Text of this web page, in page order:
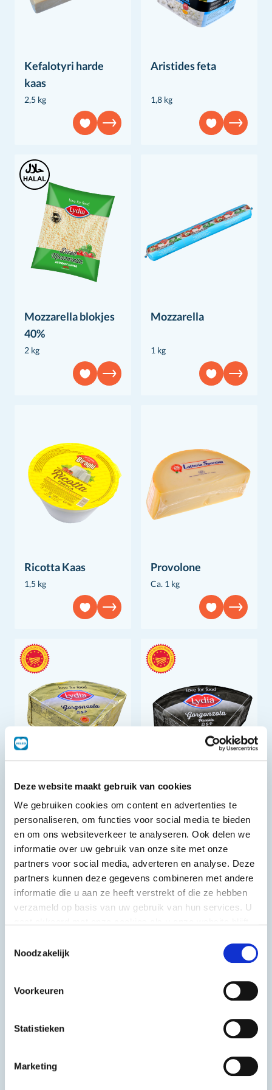
Deze website maakt gebruik van cookies
We gebruiken cookies om content en advertenties te
personaliseren, om functies voor social media te bieden
en om ons websiteverkeer te analyseren. Ook delen we
informatie over uw gebruik van onze site met onze
partners voor social media, adverteren en analyse. Deze
partners kunnen deze gegevens combineren met andere
informatie die u aan ze heeft verstrekt of die ze hebben
verzameld op basis van uw gebruik van hun services. U
Noodzakelijk
Voorkeuren
Statistieken
Marketing
Kefalotyri harde
kaas
2,5 kg
Aristides feta
1,8 kg
Mozzarella blokjes
40%
2 kg
Mozzarella
1 kg
Ricotta Kaas
1,5 kg
Provolone
Ca. 1 kg
Gorgonzola
Ca. 1,5 kg
Gorgonzola
Ca. 1,5 kg
Kaassoufflé
40x60 g